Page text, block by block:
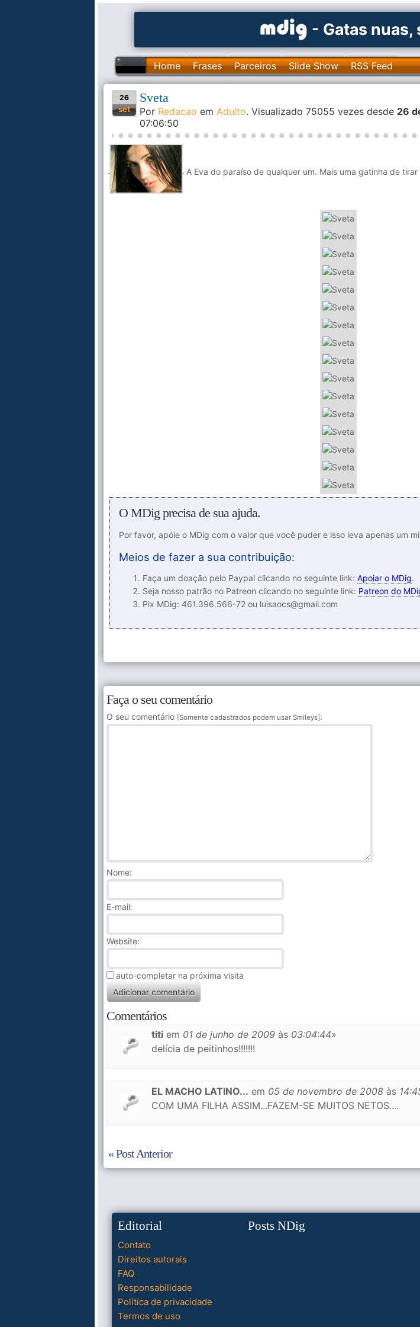
- Gatas
Home Frases Parceiros Slide Show RSS Feed
26
set
Sveta
Por Redacao em Adulto. Visualizado 75055 vezes desde 26
07:06:50
A Eva do paraíso de qualquer um. Mais uma gatinha de
O MDig precisa de sua ajuda.
Por favor, apóie o MDig com o valor que você puder e isso leva apenas um
Meios de fazer a sua contribuição:
Faça um doação pelo Paypal clicando no seguinte link: Apoiar o MDig.
Seja nosso patrão no Patreon clicando no seguinte link: Patreon do
Pix MDig: 461.396.566-72 ou luisaocs@gmail.com
Faça o seu comentário
O seu comentário [Somente cadastrados podem usar Smileys] :
Nome:
E-mail:
Website:
auto-completar na próxima visita
Comentários
titi em 01 de junho de 2009 às 03:04:44»
delícia de peitinhos!!!!!!!
EL MACHO LATINO... em 05 de novembro de 2008 às
COM UMA FILHA ASSIM...FAZEM-SE MUITOS NETOS....
« Post Anterior
Editorial
Contato
Direitos autorais
FAQ
Responsabilidade
Política de privacidade
Termos de uso
Posts NDig